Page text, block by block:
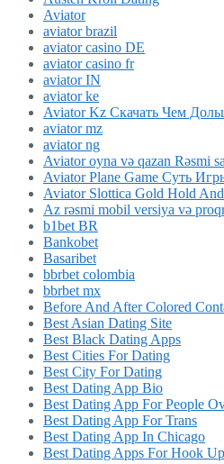
Aviator
aviator brazil
aviator casino DE
aviator casino fr
aviator IN
aviator ke
Aviator Kz Скачать Чем
aviator mz
aviator ng
Aviator oyna və qazan Rəsmi
Aviator Plane Game Суть
Aviator Slottica Gold Hold
Az rəsmi mobil versiya və
b1bet BR
Bankobet
Basaribet
bbrbet colombia
bbrbet mx
Before And After Colored
Best Asian Dating Site
Best Black Dating Apps
Best Cities For Dating
Best City For Dating
Best Dating App Bio
Best Dating App For People
Best Dating App For Trans
Best Dating App In Chicago
Best Dating Apps For Hook